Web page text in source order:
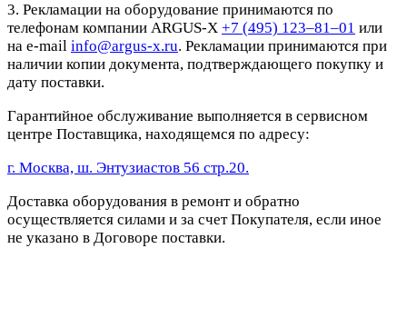
3. Рекламации на оборудование принимаются по
телефонам компании ARGUS-X +7 (495) 123–81–01 или
на e-mail info@argus-x.ru. Рекламации принимаются при
наличии копии документа, подтверждающего покупку и
дату поставки.
Гарантийное обслуживание выполняется в сервисном
центре Поставщика, находящемся по адресу:
г. Москва, ш. Энтузиастов 56 стр.20.
Доставка оборудования в ремонт и обратно
осуществляется силами и за счет Покупателя, если иное
не указано в Договоре поставки.